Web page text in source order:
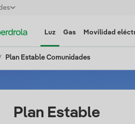
Luz Gas Movilidad
Plan Estable Comunidades
Plan Estable